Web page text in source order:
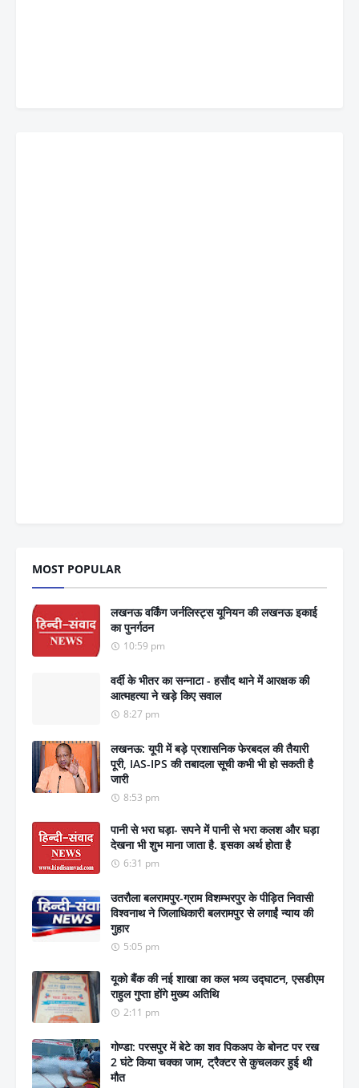
MOST POPULAR
लखनऊ वर्किंग जर्नलिस्ट्स यूनियन की लखनऊ इकाई
का पुनर्गठन
10:59 pm
वर्दी के भीतर का सन्नाटा - हसौद थाने में आरक्षक की
आत्महत्या ने खड़े किए सवाल
8:27 pm
लखनऊ: यूपी में बड़े प्रशासनिक फेरबदल की तैयारी
पूरी, IAS-IPS की तबादला सूची कभी भी हो सकती है
जारी
8:53 pm
पानी से भरा घड़ा- सपने में पानी से भरा कलश और घड़ा
देखना भी शुभ माना जाता है. इसका अर्थ होता है
6:31 pm
उतरौला बलरामपुर-ग्राम विशम्भरपुर के पीड़ित निवासी
विश्वनाथ ने जिलाधिकारी बलरामपुर से लगाईं न्याय की
गुहार
5:05 pm
यूको बैंक की नई शाखा का कल भव्य उद्घाटन, एसडीएम
राहुल गुप्ता होंगे मुख्य अतिथि
2:11 pm
गोण्डा: परसपुर में बेटे का शव पिकअप के बोनट पर रख
2 घंटे किया चक्का जाम, ट्रैक्टर से कुचलकर हुई थी
मौत